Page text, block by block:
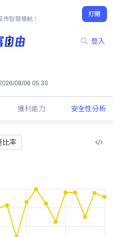
智慧導航！
打開
登入
08/06 05:30
獲利能力 安全性分析
比率